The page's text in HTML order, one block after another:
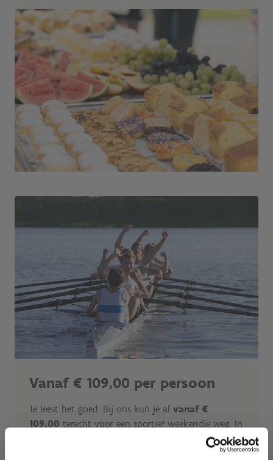
Vanaf € 109,00 per persoon
Je leest het goed. Bij ons kun je al vanaf €
109,00 terecht voor een sportief weekendje weg. In
de prijs zijn 2 overnachtingen, een ontbijtbuffet,
een lunch(pakket) op zaterdag en zondag, en een